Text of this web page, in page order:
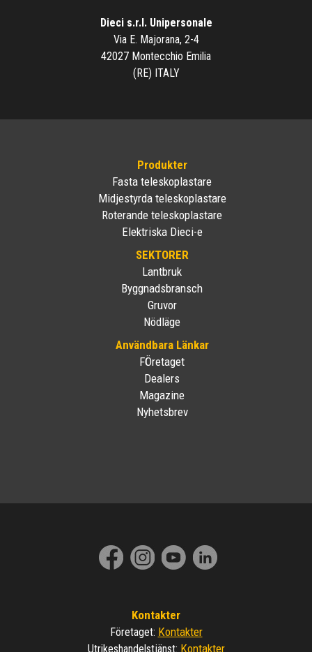
Dieci s.r.l. Unipersonale
Via E. Majorana, 2-4
42027 Montecchio Emilia
(RE) ITALY
Produkter
Fasta teleskoplastare
Midjestyrda teleskoplastare
Roterande teleskoplastare
Elektriska Dieci-e
SEKTORER
Lantbruk
Byggnadsbransch
Gruvor
Nödläge
Användbara Länkar
FÖretaget
Dealers
Magazine
Nyhetsbrev
Kontakter
Företaget: Kontakter
Utrikeshandelstjänst: Kontakter